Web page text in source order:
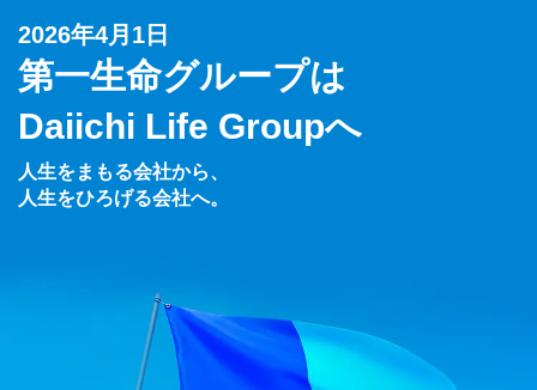
2026年4月1日
第一生命グループは
Daiichi Life Groupへ
人生をまもる会社から、
人生をひろげる会社へ。